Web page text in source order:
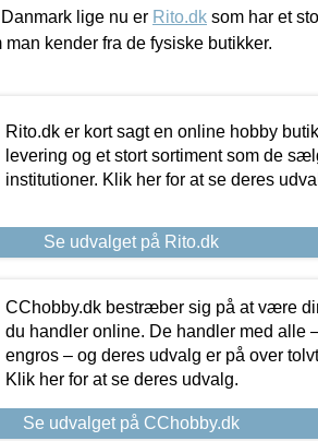
lige nu er Rito.dk som har et
man kender fra de fysiske butikker.
Rito.dk er kort sagt en online hobby
levering og et stort sortiment som de
institutioner. Klik her for at se deres
Se udvalget på Rito.dk
CChobby.dk bestræber sig på at være
du handler online. De handler med alle
engros – og deres udvalg er på over
Klik her for at se deres udvalg.
Se udvalget på CChobby.dk